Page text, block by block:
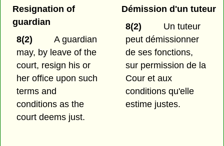
Resignation of
guardian
8(2)
A guardian
may, by leave of the
court, resign his or
her office upon such
terms and
conditions as the
court deems just.
Démission d'un tuteur
8(2)
Un tuteur
peut démissionner
de ses fonctions,
sur permission de la
Cour et aux
conditions qu'elle
estime justes.